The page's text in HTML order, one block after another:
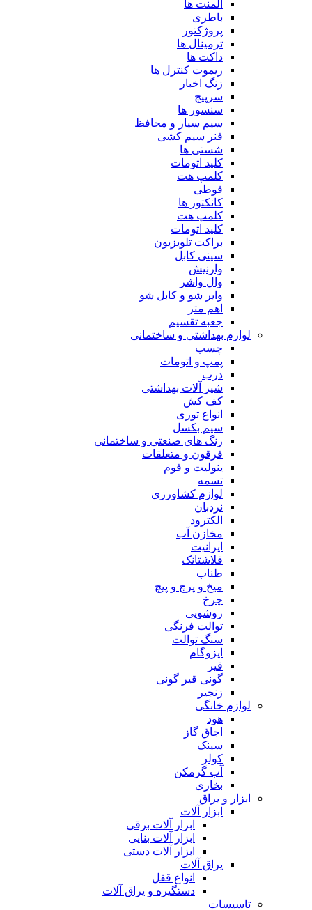
المنت ها
باطری
پروژکتور
ترمینال ها
داکت ها
ریموت کنترل ها
زنگ اخبار
سرپیچ
سنسور ها
سیم سیار و محافظ
فنر سیم کشی
شستی ها
کلید اتومات
کلمپ هت
قوطی
کانکتور ها
کلمپ هت
کلید اتومات
براکت تلویزیون
سینی کابل
وارنیش
وال واشر
وایر شو و کابل شو
اهم متر
جعبه تقسیم
لوازم بهداشتی و ساختمانی
چسب
پمپ و اتومات
درب
شیر آلات بهداشتی
کف کش
انواع توری
سیم بکسل
رنگ های صنعتی و ساختمانی
فرقون و متعلقات
ینولیت و فوم
تسمه
لوازم کشاورزی
نردبان
الکترود
مخازن آب
ایرانیت
فلاشتانک
طناب
میخ و پرچ و پیچ
چرخ
روشویی
توالت فرنگی
سنگ توالت
ایزوگام
قیر
گونی قیر گونی
زنجیر
لوازم خانگی
هود
اجاق گاز
سینک
کولر
آب گرمکن
بخاری
ابزار و یراق
ابزار آلات
ابزار آلات برقی
ابزار آلات بنایی
ابزار آلات دستی
یراق آلات
انواع قفل
دستگیره و یراق آلات
تاسیسات